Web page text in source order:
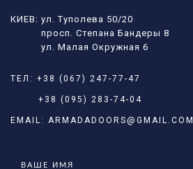
КИЕВ: ул. Туполева 50/20
просп. Степана Бандеры 8
ул. Малая Окружная 6
ТЕЛ: +38 (067) 247-77-47
+38 (095) 283-74-04
EMAIL: ARMADADOORS@GMAIL.COM